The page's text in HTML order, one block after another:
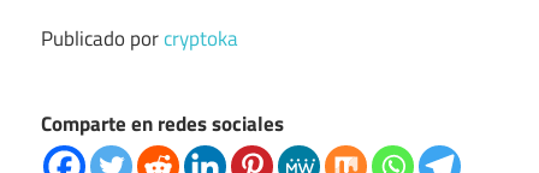
Publicado porcryptoka
Comparte en redes sociales